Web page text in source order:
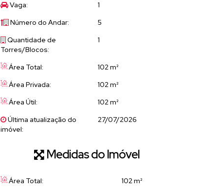
Vaga:
1
Número do Andar:
5
Quantidade de
Torres/Blocos:
1
Área Total:
102 m²
Área Privada:
102 m²
Área Útil:
102 m²
Última atualização do
imóvel:
27/07/2026
Medidas do Imóvel
Área Total:
102 m²